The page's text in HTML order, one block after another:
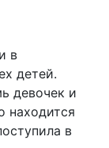
в
детей.
девочек и
находится
в